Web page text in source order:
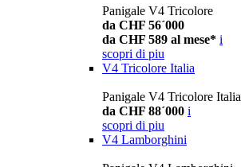
Panigale V4 Tricolore
da CHF 56´000
da CHF 589 al mese* i
scopri di piu
V4 Tricolore Italia
Panigale V4 Tricolore Italia
da CHF 88´000 i
scopri di piu
V4 Lamborghini